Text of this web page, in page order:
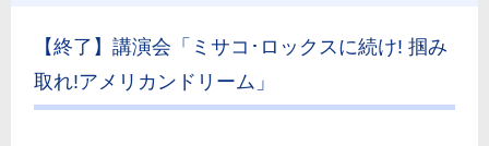
【終了】講演会「ミサコ･ロックスに続け! 掴み
取れ!アメリカンドリーム」